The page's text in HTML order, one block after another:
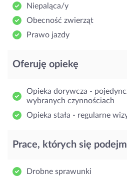
Niepaląca/y
Obecność zwierząt
Prawo jazdy
Oferuję opiekę
Opieka dorywcza -
wybranych czynnościach
Opieka stała - regularne
Prace, których się
Drobne sprawunki